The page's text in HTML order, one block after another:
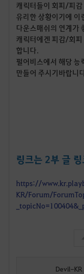
캐릭터들이 회피/피
유리한 상황이기에 이
다운스매쉬의 연계가
캐릭터에겐 피감/회
합니다.
펄어비스에서 해당 능
만들어 주시기바랍니
링크는 2부 글
https://
KR/Forum/
Devil-KR